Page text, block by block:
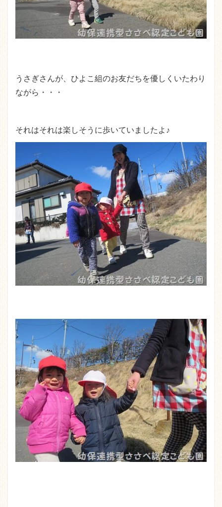
うさぎさんが、ひよこ組のお友だちを優しくいたわり
ながら・・・
それはそれは楽しそうに歩いていましたよ♪